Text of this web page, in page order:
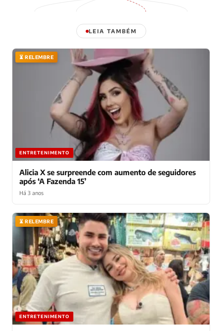
LEIA TAMBÉM
⏳ RELEMBRE
ENTRETENIMENTO
Alicia X se surpreende com aumento de seguidores
após ‘A Fazenda 15’
Há 3 anos
⏳ RELEMBRE
ENTRETENIMENTO